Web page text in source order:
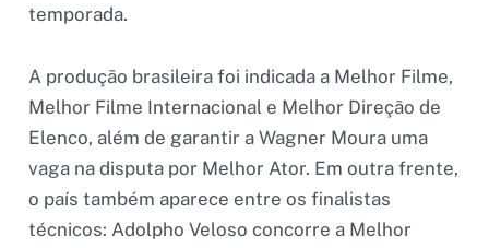
temporada.
A produção brasileira foi indicada a Melhor Filme,
Melhor Filme Internacional e Melhor Direção de
Elenco, além de garantir a Wagner Moura uma
vaga na disputa por Melhor Ator. Em outra frente,
o país também aparece entre os finalistas
técnicos: Adolpho Veloso concorre a Melhor